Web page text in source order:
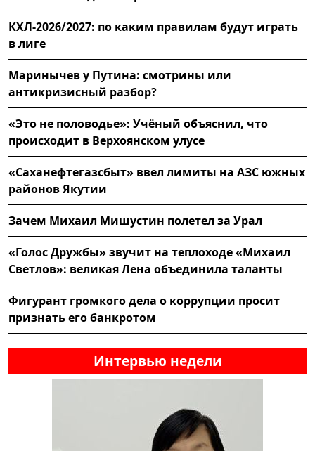
КХЛ-2026/2027: по каким правилам будут играть
в лиге
Маринычев у Путина: смотрины или
антикризисный разбор?
«Это не половодье»: Учёный объяснил, что
происходит в Верхоянском улусе
«Саханефтегазсбыт» ввел лимиты на АЗС южных
районов Якутии
Зачем Михаил Мишустин полетел за Урал
«Голос Дружбы» звучит на теплоходе «Михаил
Светлов»: великая Лена объединила таланты
Фигурант громкого дела о коррупции просит
признать его банкротом
Интервью недели